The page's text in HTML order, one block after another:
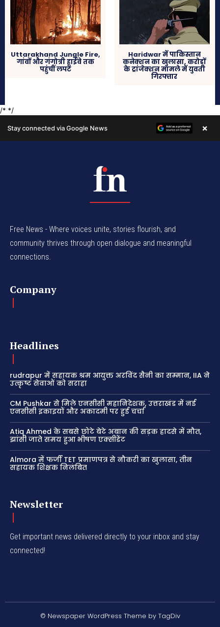
Free News - Where voices unite, stories flourish, and
community thrives through open dialogue and meaningful
connections.
Company
Headlines
rudrapur में सहायक श्रम आयुक्त अरविंद सैनी का सम्मान, IIA ने
उत्कृष्ट सेवाओं को सराहा
CM Pushkar से मिले एनसीसी महानिदेशक, उत्तराखंड में नई
एनसीसी इकाइयों और अकादमी पर हुई चर्चा
Atiq Ahmed के सबसे छोटे बेटे अबान की सड़क हादसे में मौत,
झांसी जाते समय हुआ भीषण एक्सीडेंट
Almora में फर्जी TET प्रमाणपत्र से नौकरी का खुलासा, तीन
सहायक शिक्षक निलंबित
Newsletter
Get important news delivered directly to your inbox and stay
connected!
© Newspaper WordPress Theme by TagDiv